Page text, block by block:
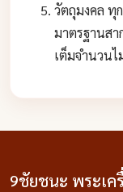
วัตถุมงคล ทุ
มาตรฐานส
เต็มจำนวน
9ชัยชนะ พระเค